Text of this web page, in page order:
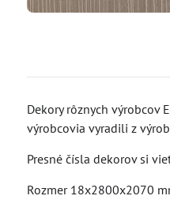
Dekory rôznych výrobcov
výrobcovia vyradili z
Presné čísla dekorov si
Rozmer 18x2800x2070